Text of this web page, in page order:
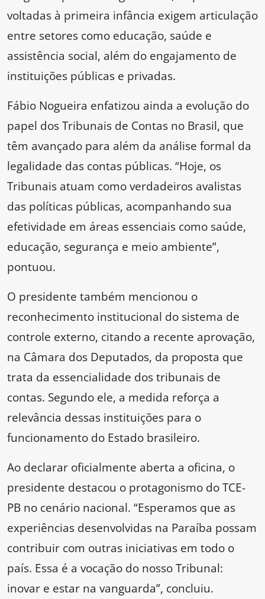
voltadas à primeira infância exigem articulação
entre setores como educação, saúde e
assistência social, além do engajamento de
instituições públicas e privadas.
Fábio Nogueira enfatizou ainda a evolução do
papel dos Tribunais de Contas no Brasil, que
têm avançado para além da análise formal da
legalidade das contas públicas. “Hoje, os
Tribunais atuam como verdadeiros avalistas
das políticas públicas, acompanhando sua
efetividade em áreas essenciais como saúde,
educação, segurança e meio ambiente”,
pontuou.
O presidente também mencionou o
reconhecimento institucional do sistema de
controle externo, citando a recente aprovação,
na Câmara dos Deputados, da proposta que
trata da essencialidade dos tribunais de
contas. Segundo ele, a medida reforça a
relevância dessas instituições para o
funcionamento do Estado brasileiro.
Ao declarar oficialmente aberta a oficina, o
presidente destacou o protagonismo do TCE-
PB no cenário nacional. “Esperamos que as
experiências desenvolvidas na Paraíba possam
contribuir com outras iniciativas em todo o
país. Essa é a vocação do nosso Tribunal:
inovar e estar na vanguarda”, concluiu.